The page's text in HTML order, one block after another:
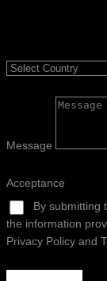
Message
Acceptance
By submitting
the information
Privacy Policy and